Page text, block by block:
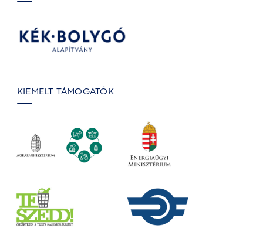
KIEMELT TÁMOGATÓK